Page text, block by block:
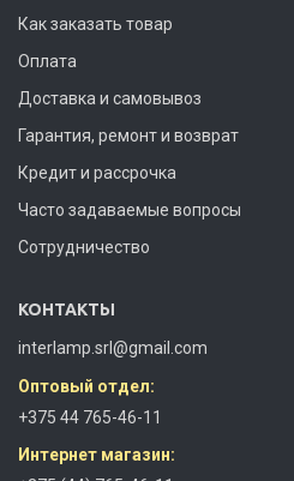
Как заказать товар
Оплата
Доставка и самовывоз
Гарантия, ремонт и возврат
Кредит и рассрочка
Часто задаваемые вопросы
Сотрудничество
КОНТАКТЫ
interlamp.srl@gmail.com
Оптовый отдел:
+375 44 765-46-11
Интернет магазин: